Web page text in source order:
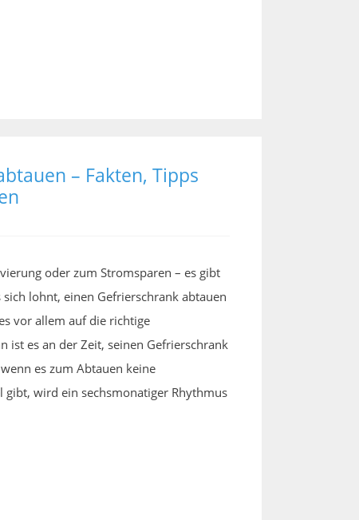
– Fakten, Tipps
oder zum Stromsparen – es gibt
lohnt, einen Gefrierschrank abtauen
vor allem auf die richtige
ist es an der Zeit, seinen Gefrierschrank
es zum Abtauen keine
gibt, wird ein sechsmonatiger Rhythmus